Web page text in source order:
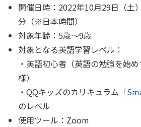
開催日時： 2022年10月29日（土
分（※日本時間）
対象年齢： 5歳〜9歳
対象となる英語学習レベル：
・英語初心者（英語の勉強を始
様）
・QQキッズのカリキュラム 「
のレベル
使用ツール： Zoom